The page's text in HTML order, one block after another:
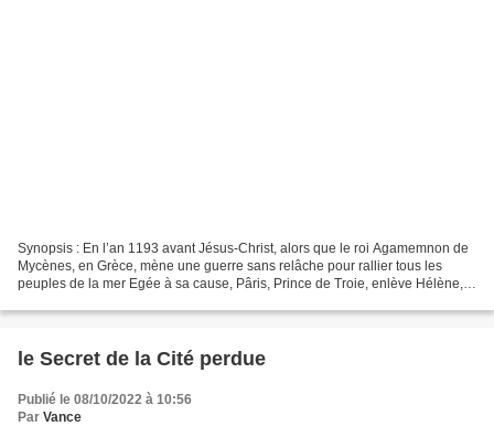
Synopsis : En l’an 1193 avant Jésus-Christ, alors que le roi Agamemnon de
Mycènes, en Grèce, mène une guerre sans relâche pour rallier tous les
peuples de la mer Egée à sa cause, Pâris, Prince de Troie, enlève Hélène,
le Secret de la Cité perdue
Publié le 08/10/2022 à 10:56
Par Vance